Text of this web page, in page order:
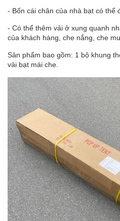
- Bốn cái chân của nhà bạt có thể
- Có thể thêm vải ở xung quanh
của khách hàng, che nắng, che
Sản phẩm bao gồm: 1 bộ khung
vải bạt mái che.